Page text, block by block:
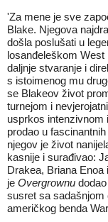
'Za mene je sve
Blake. Njegova
došla poslušati u
losanđeleškom West
daljnje stvaranje i
s istoimenog mu
se Blakeov život
turnejom i
usprkos intenzivnom
prodao u
njegov je život
kasnije i surađivao:
Drakea, Briana
je Overgrownu
susret sa sadašnjom
američkog benda